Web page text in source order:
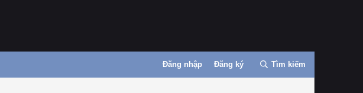
Đăng nhập Đăng ký Tìm kiếm